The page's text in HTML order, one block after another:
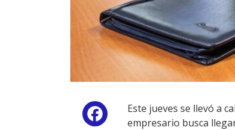
Facebook
Este jueves se llevó a
empresario busca